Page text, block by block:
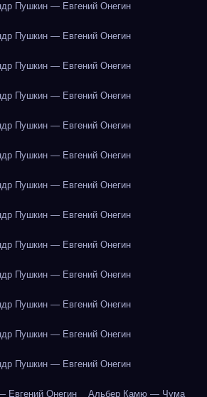
Пушкин — Евгений Онегин
Пушкин — Евгений Онегин
Пушкин — Евгений Онегин
Пушкин — Евгений Онегин
Пушкин — Евгений Онегин
Пушкин — Евгений Онегин
Пушкин — Евгений Онегин
Пушкин — Евгений Онегин
Пушкин — Евгений Онегин
Пушкин — Евгений Онегин
Пушкин — Евгений Онегин
Пушкин — Евгений Онегин
Пушкин — Евгений Онегин
Евгений Онегин Альбер Камю — Чума